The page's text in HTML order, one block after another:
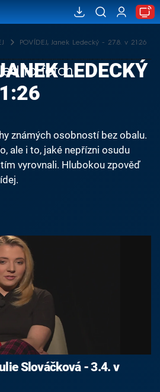
POVÍDEJ, Janek Ledecký - 27.8. v 21:26
to fetchLEDECKÝ
známých osobností bez obalu.
ale i to, jaké nepřízni osudu
vyrovnali. Hlubokou zpověď
Slováčková - 3.4. v